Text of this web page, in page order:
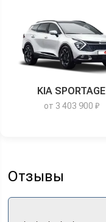
KIA SPORTAGE
от 3 403 900 ₽
Отзывы